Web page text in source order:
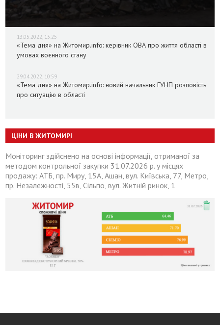
13.05.2022, 13:25
«Тема дня» на Житомир.info: керівник ОВА про життя області в
умовах воєнного стану
29.04.2022, 10:59
«Тема дня» на Житомир.info: новий начальник ГУНП розповість
про ситуацію в області
ЦІНИ В ЖИТОМИРІ
Моніторинг здійснено на основі інформації, отриманої за
методом контрольної закупки 31.07.2026 р. у місцях
продажу: АТБ, пр. Миру, 15А, Ашан, вул. Київська, 77, Метро,
пр. Незалежності, 55в, Сільпо, вул. Житній ринок, 1